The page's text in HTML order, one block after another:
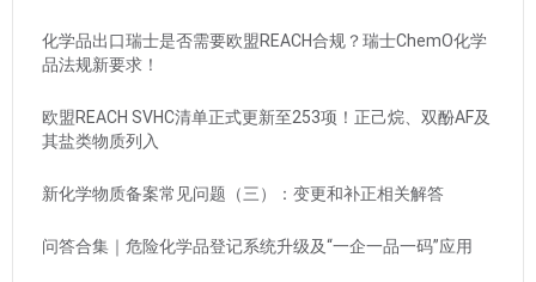
化学品出口瑞士是否需要欧盟REACH合规？瑞士ChemO化学
品法规新要求！
欧盟REACH SVHC清单正式更新至253项！正己烷、双酚AF及
其盐类物质列入
新化学物质备案常见问题（三）：变更和补正相关解答
问答合集｜危险化学品登记系统升级及“一企一品一码”应用